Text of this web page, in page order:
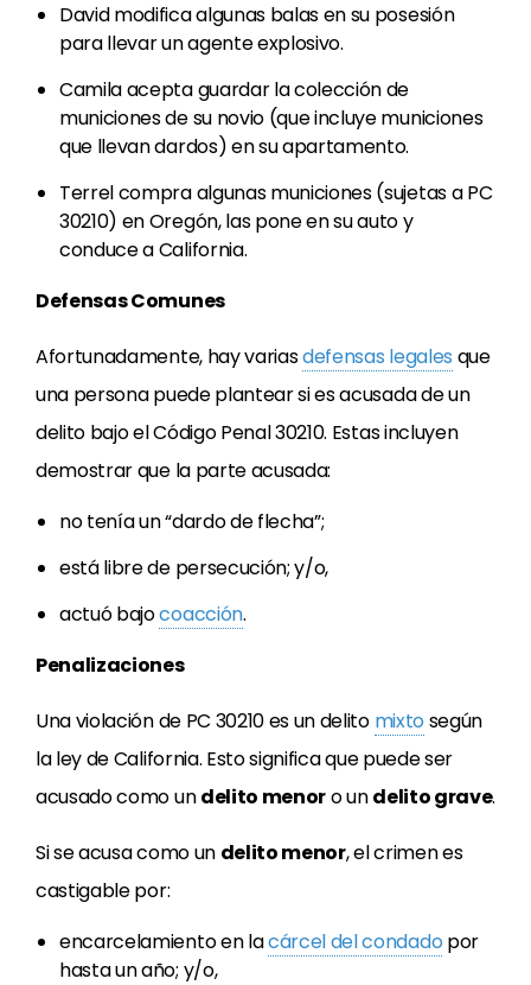
David modifica algunas balas en su posesión
para llevar un agente explosivo.
Camila acepta guardar la colección de
municiones de su novio (que incluye municiones
que llevan dardos) en su apartamento.
Terrel compra algunas municiones (sujetas a PC
30210) en Oregón, las pone en su auto y
conduce a California.
Defensas Comunes
Afortunadamente, hay variasdefensas legales que
una persona puede plantear si es acusada de un
delito bajo el Código Penal 30210. Estas incluyen
demostrar que la parte acusada:
no tenía un “dardo de flecha”;
está libre de persecución; y/o,
actuó bajocoacción.
Penalizaciones
Una violación de PC 30210 es un delito mixto según
la ley de California. Esto significa que puede ser
acusado como undelito menoro undelito grave.
Si se acusa como un delito menor, el crimen es
castigable por:
encarcelamiento en lacárcel del condado por
hasta un año; y/o,